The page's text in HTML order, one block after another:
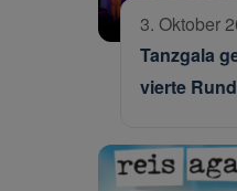
3. Oktober
Tanzgala
vierte